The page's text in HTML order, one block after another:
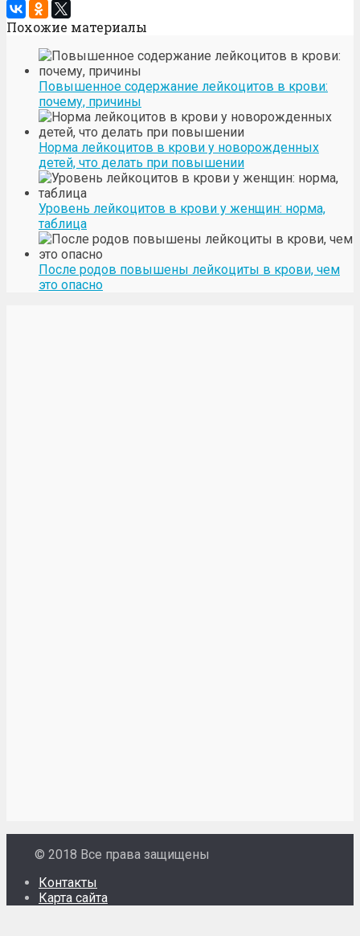
Похожие материалы
Повышенное содержание лейкоцитов в крови:
почему, причины
Норма лейкоцитов в крови у новорожденных
детей, что делать при повышении
Уровень лейкоцитов в крови у женщин: норма,
таблица
После родов повышены лейкоциты в крови, чем
это опасно
© 2018 Все права защищены
Контакты
Карта сайта